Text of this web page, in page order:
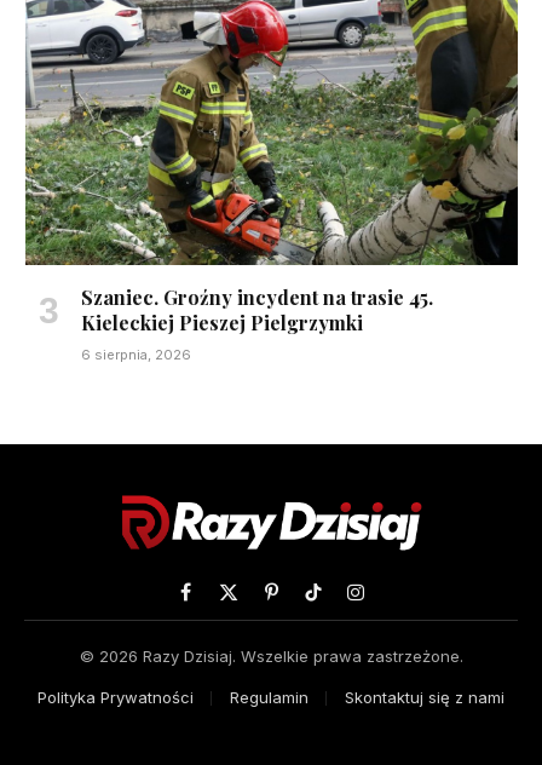
Szaniec. Groźny incydent na trasie 45.
Kieleckiej Pieszej Pielgrzymki
6 sierpnia, 2026
Facebook
X
PinterestTikTokInstagram
© 2026 Razy Dzisiaj. Wszelkie prawa zastrzeżone.
Polityka Prywatności Regulamin Skontaktuj się z nami